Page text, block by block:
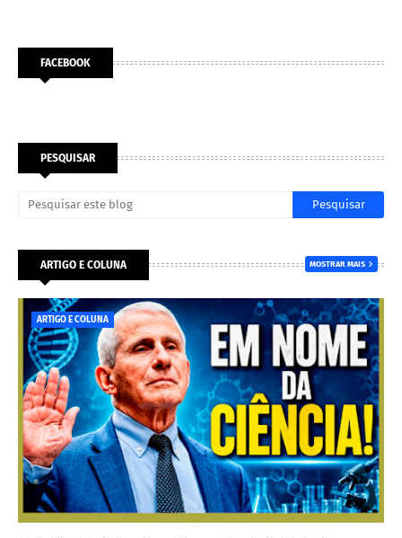
FACEBOOK
PESQUISAR
ARTIGO E COLUNA MOSTRAR MAIS
ARTIGO E COLUNA